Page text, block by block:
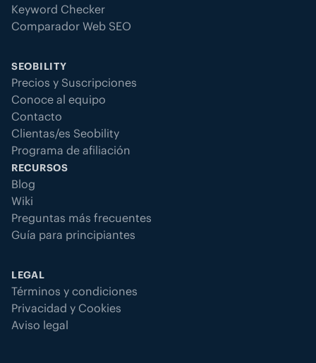
Keyword Checker
Comparador Web SEO
SEOBILITY
Precios y Suscripciones
Conoce al equipo
Contacto
Clientas/es Seobility
Programa de afiliación
RECURSOS
Blog
Wiki
Preguntas más frecuentes
Guía para principiantes
LEGAL
Términos y condiciones
Privacidad y Cookies
Aviso legal